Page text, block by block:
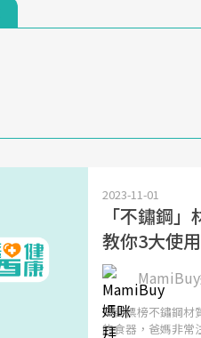
2023-11-01
「不鏽鋼
教你3大使
只要標榜不鏽鋼材
的食器，爸媽非常